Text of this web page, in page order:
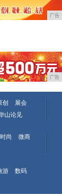
广告
广告
创
展会
山论见
时尚
微商
游
数码